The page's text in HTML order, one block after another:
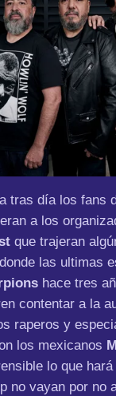
tras día los fans
a los
que trajeran
las ultimas
hace tres
contentar a la
raperos y
los mexicanos
lo que hará
no vayan por no